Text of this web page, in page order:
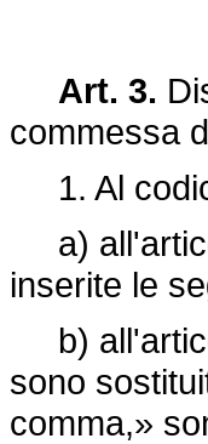
Art. 3.
commessa
1. Al
a)
inserite le
b)
sono
comma,»